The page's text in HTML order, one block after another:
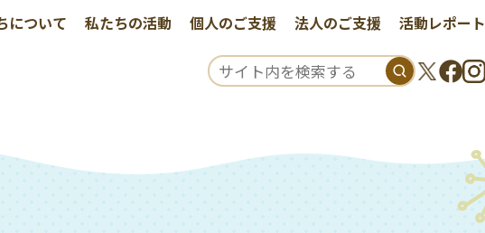
について 私たちの活動 個人のご支援 法人のご支援 活動レポート